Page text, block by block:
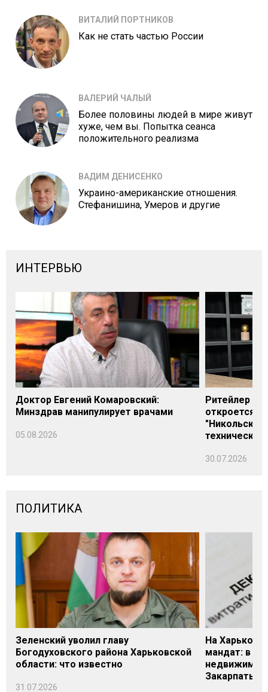
ВИТАЛИЙ ПОРТНИКОВ
Как не стать частью России
ВАЛЕРИЙ ЧАЛЫЙ
Более половины людей в мире живут
хуже, чем вы. Попытка сеанса
положительного реализма
ВАДИМ ДЕНИСЕНКО
Украино-американские отношения.
Стефанишина, Умеров и другие
ИНТЕРВЬЮ
Доктор Евгений Комаровский:
Минздрав манипулирует врачами
05.08.2026
Ритейлер
откроется
технических
30.07.2026
ПОЛИТИКА
Зеленский уволил главу
Богодуховского района Харьковской
области: что известно
31.07.2026
На
мандат: в
Закарпатье